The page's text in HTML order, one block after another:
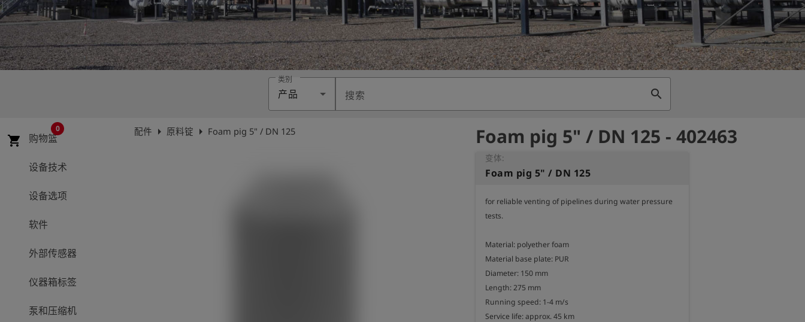
历
史
简
体
中
类别
产品 搜索 search
shopping_cart 购物篮
0
设备技术
设备选项
软件
外部传感器
仪器箱标签
泵和压缩机
配件 arrow_right 原料锭 arrow_right Foam pig 5" / DN 125 Foam pig 5" / DN 125 - 402463
变体:
Foam pig 5" / DN 125
for reliable venting of pipelines during water pressure
tests.
Material: polyether foam
Material base plate: PUR
Diameter: 150 mm
Length: 275 mm
Running speed: 1-4 m/s
Service life: approx. 45 km